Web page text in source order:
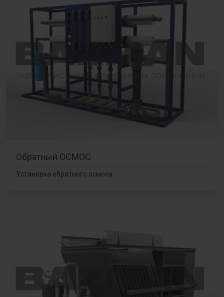
Обратный ОСМОС
Установка обратного осмоса